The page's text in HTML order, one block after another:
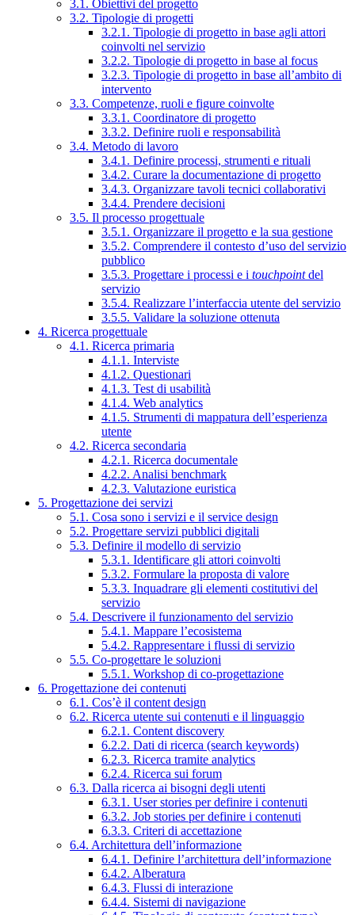
3.1. Obiettivi del progetto
3.2. Tipologie di progetti
3.2.1. Tipologie di progetto in base agli attori
coinvolti nel servizio
3.2.2. Tipologie di progetto in base al focus
3.2.3. Tipologie di progetto in base all’ambito di
intervento
3.3. Competenze, ruoli e figure coinvolte
3.3.1. Coordinatore di progetto
3.3.2. Definire ruoli e responsabilità
3.4. Metodo di lavoro
3.4.1. Definire processi, strumenti e rituali
3.4.2. Curare la documentazione di progetto
3.4.3. Organizzare tavoli tecnici collaborativi
3.4.4. Prendere decisioni
3.5. Il processo progettuale
3.5.1. Organizzare il progetto e la sua gestione
3.5.2. Comprendere il contesto d’uso del servizio
pubblico
3.5.3. Progettare i processi e i touchpointdel
servizio
3.5.4. Realizzare l’interfaccia utente del servizio
3.5.5. Validare la soluzione ottenuta
4. Ricerca progettuale
4.1. Ricerca primaria
4.1.1. Interviste
4.1.2. Questionari
4.1.3. Test di usabilità
4.1.4. Web analytics
4.1.5. Strumenti di mappatura dell’esperienza
utente
4.2. Ricerca secondaria
4.2.1. Ricerca documentale
4.2.2. Analisi benchmark
4.2.3. Valutazione euristica
5. Progettazione dei servizi
5.1. Cosa sono i servizi e il service design
5.2. Progettare servizi pubblici digitali
5.3. Definire il modello di servizio
5.3.1. Identificare gli attori coinvolti
5.3.2. Formulare la proposta di valore
5.3.3. Inquadrare gli elementi costitutivi del
servizio
5.4. Descrivere il funzionamento del servizio
5.4.1. Mappare l’ecosistema
5.4.2. Rappresentare i flussi di servizio
5.5. Co-progettare le soluzioni
5.5.1. Workshop di co-progettazione
6. Progettazione dei contenuti
6.1. Cos’è il content design
6.2. Ricerca utente sui contenuti e il linguaggio
6.2.1. Content discovery
6.2.2. Dati di ricerca (search keywords)
6.2.3. Ricerca tramite analytics
6.2.4. Ricerca sui forum
6.3. Dalla ricerca ai bisogni degli utenti
6.3.1. User stories per definire i contenuti
6.3.2. Job stories per definire i contenuti
6.3.3. Criteri di accettazione
6.4. Architettura dell’informazione
6.4.1. Definire l’architettura dell’informazione
6.4.2. Alberatura
6.4.3. Flussi di interazione
6.4.4. Sistemi di navigazione